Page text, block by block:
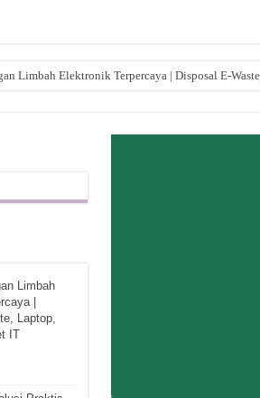
Limbah Elektronik Terpercaya | Disposal E-
Limbah
|
Laptop,
IT